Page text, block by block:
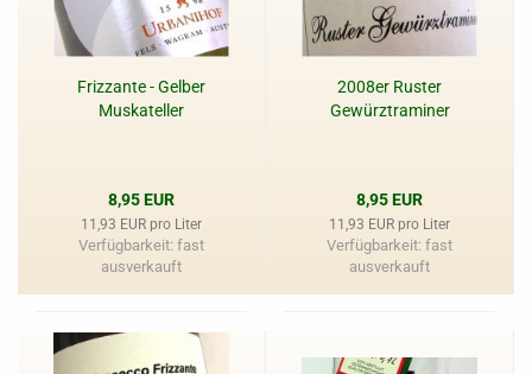
Frizzante - Gelber
Muskateller
8,95 EUR
11,93 EUR pro Liter
Verfügbarkeit: fast
ausverkauft
2008er Ruster
Gewürztraminer
8,95 EUR
11,93 EUR pro Liter
Verfügbarkeit: fast
ausverkauft